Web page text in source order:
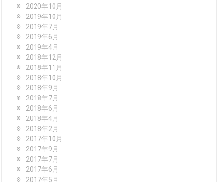
2020年10月
2019年10月
2019年7月
2019年6月
2019年4月
2018年12月
2018年11月
2018年10月
2018年9月
2018年7月
2018年6月
2018年4月
2018年2月
2017年10月
2017年9月
2017年7月
2017年6月
2017年5月